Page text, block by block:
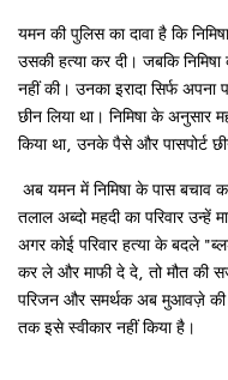
यमन की पुलिस का दावा है कि
उसकी हत्या कर दी। जबकि
नहीं की। उनका इरादा सिर्फ
छीन लिया था। निमिषा के अनुसार
किया था, उनके पैसे और पासपोर्ट
अब यमन में निमिषा के पास बचाव
तलाल अब्दो महदी का परिवार
अगर कोई परिवार हत्या के बदले
कर ले और माफी दे दे, तो मौत की
परिजन और समर्थक अब मुआवज़े की
तक इसे स्वीकार नहीं किया है।